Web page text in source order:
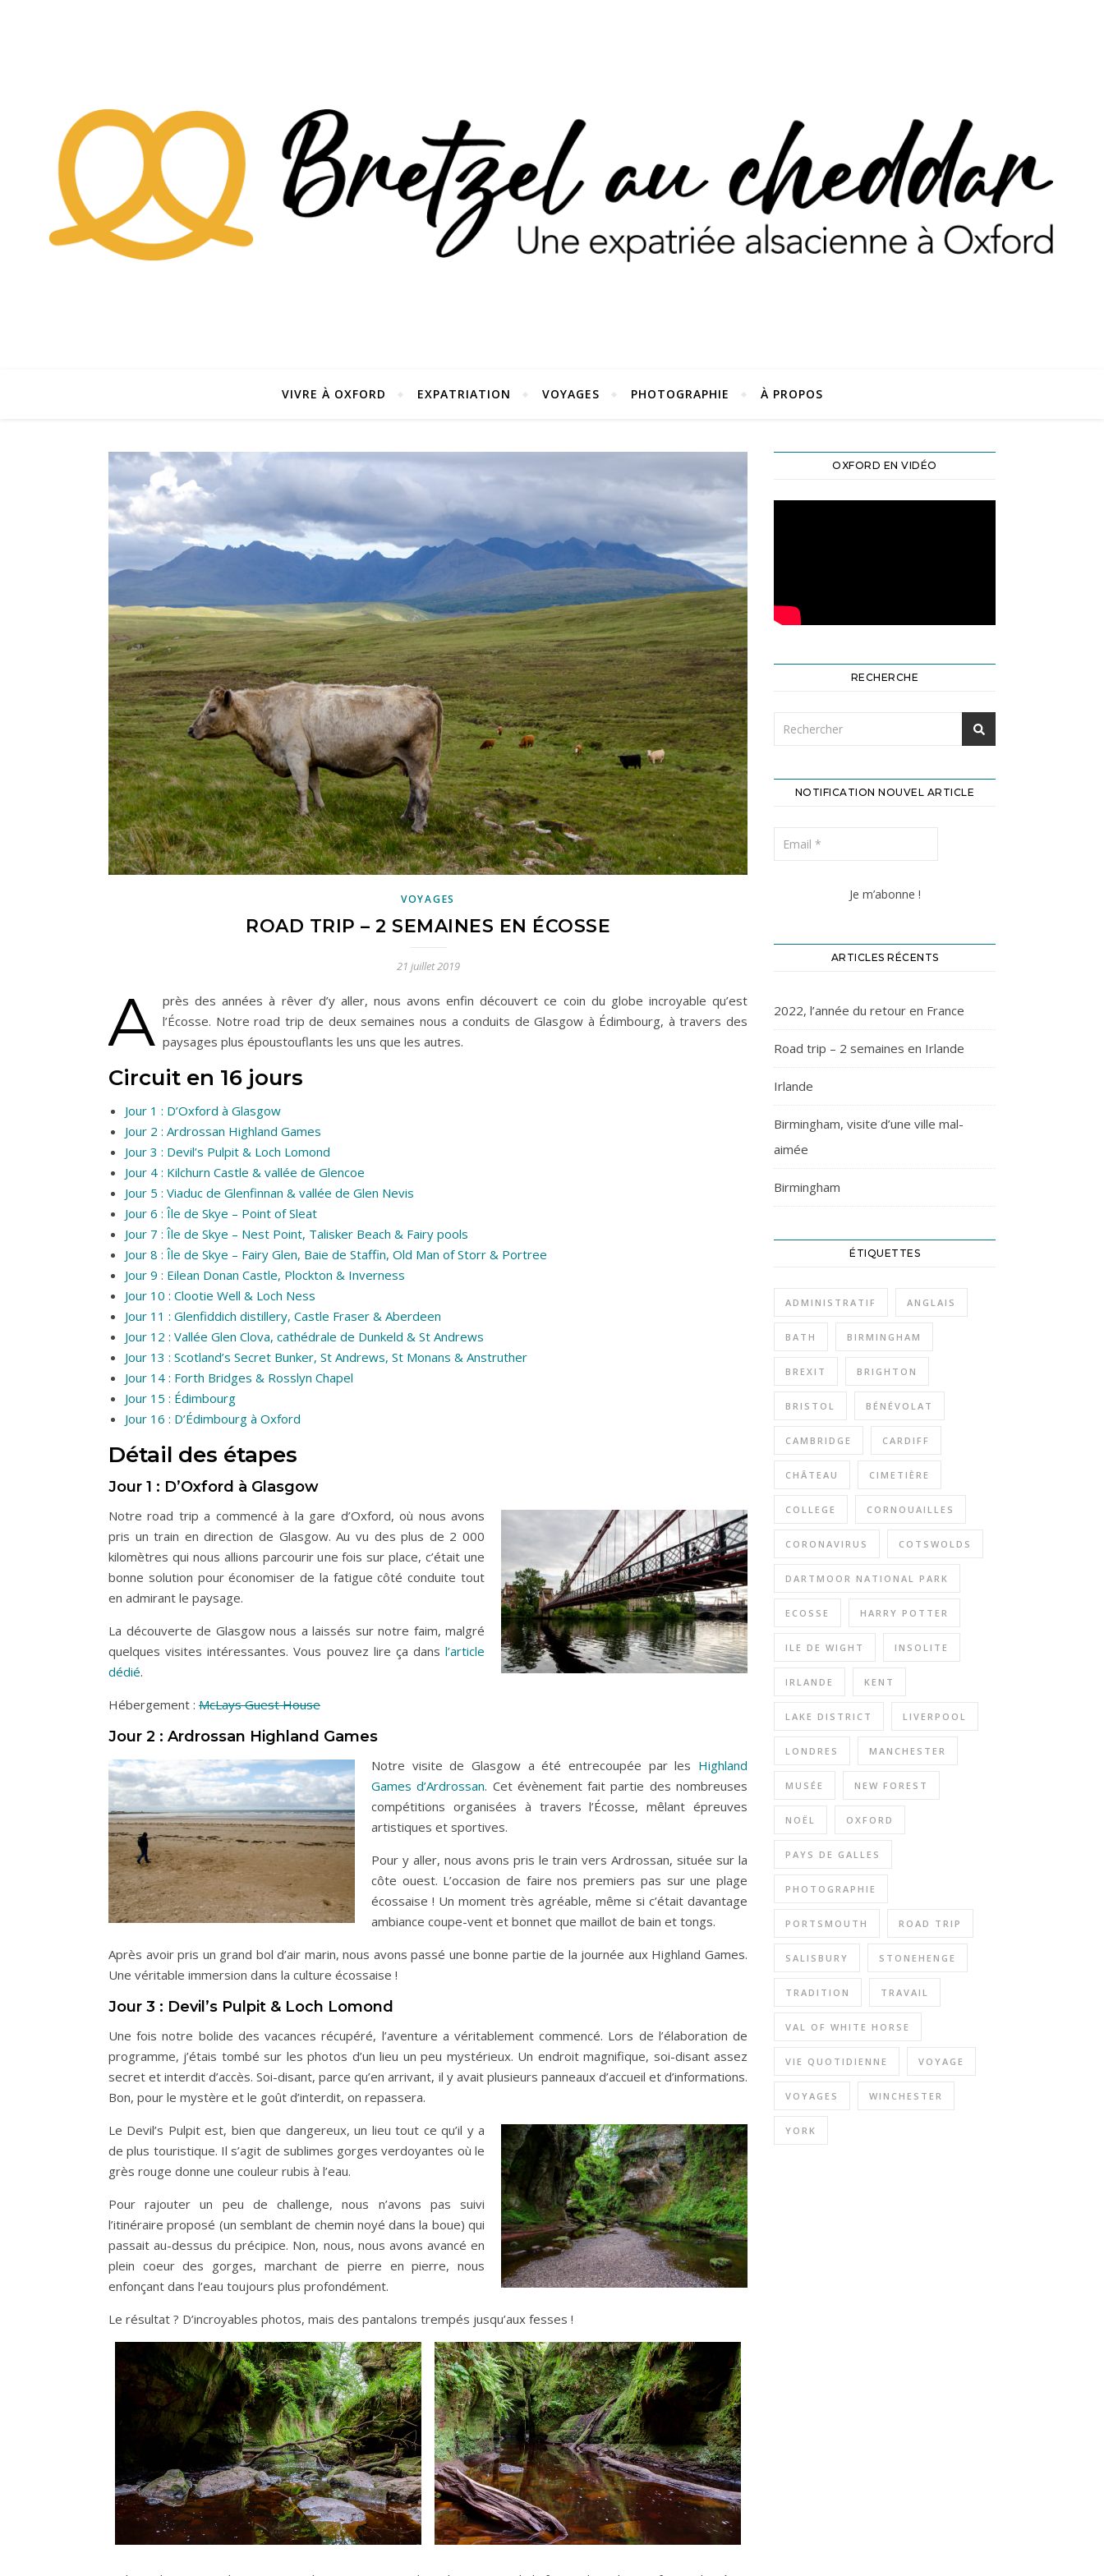
VIVRE À OXFORD EXPATRIATION VOYAGES PHOTOGRAPHIE À PROPOS
VOYAGES
ROAD TRIP – 2 SEMAINES EN ÉCOSSE
21 juillet 2019
A près des années à rêver d’y aller, nous avons enfin découvert ce coin du globe incroyable qu’est
l’Écosse. Notre road trip de deux semaines nous a conduits de Glasgow à Édimbourg, à travers des
paysages plus époustouflants les uns que les autres.
Circuit en 16 jours
Jour 1 : D’Oxford à Glasgow
Jour 2 : Ardrossan Highland Games
Jour 3 : Devil’s Pulpit & Loch Lomond
Jour 4 : Kilchurn Castle & vallée de Glencoe
Jour 5 : Viaduc de Glenfinnan & vallée de Glen Nevis
Jour 6 : Île de Skye – Point of Sleat
Jour 7 : Île de Skye – Nest Point, Talisker Beach & Fairy pools
Jour 8 : Île de Skye – Fairy Glen, Baie de Staffin, Old Man of Storr & Portree
Jour 9 : Eilean Donan Castle, Plockton & Inverness
Jour 10 : Clootie Well & Loch Ness
Jour 11 : Glenfiddich distillery, Castle Fraser & Aberdeen
Jour 12 : Vallée Glen Clova, cathédrale de Dunkeld & St Andrews
Jour 13 : Scotland’s Secret Bunker, St Andrews, St Monans & Anstruther
Jour 14 : Forth Bridges & Rosslyn Chapel
Jour 15 : Édimbourg
Jour 16 : D’Édimbourg à Oxford
Détail des étapes
Jour 1 : D’Oxford à Glasgow
Notre road trip a commencé à la gare d’Oxford, où nous avons
pris un train en direction de Glasgow. Au vu des plus de 2 000
kilomètres qui nous allions parcourir une fois sur place, c’était une
bonne solution pour économiser de la fatigue côté conduite tout
en admirant le paysage.
La découverte de Glasgow nous a laissés sur notre faim, malgré
quelques visites intéressantes. Vous pouvez lire ça dans l’article
dédié.
Hébergement : McLays Guest House
Jour 2 : Ardrossan Highland Games
Notre visite de Glasgow a été entrecoupée par les Highland
Games d’Ardrossan. Cet évènement fait partie des nombreuses
compétitions organisées à travers l’Écosse, mêlant épreuves
artistiques et sportives.
Pour y aller, nous avons pris le train vers Ardrossan, située sur la
côte ouest. L’occasion de faire nos premiers pas sur une plage
écossaise ! Un moment très agréable, même si c’était davantage
ambiance coupe-vent et bonnet que maillot de bain et tongs.
Après avoir pris un grand bol d’air marin, nous avons passé une bonne partie de la journée aux Highland Games.
Une véritable immersion dans la culture écossaise !
Jour 3 : Devil’s Pulpit & Loch Lomond
Une fois notre bolide des vacances récupéré, l’aventure a véritablement commencé. Lors de l’élaboration de
programme, j’étais tombé sur les photos d’un lieu un peu mystérieux. Un endroit magnifique, soi-disant assez
secret et interdit d’accès. Soi-disant, parce qu’en arrivant, il y avait plusieurs panneaux d’accueil et d’informations.
Bon, pour le mystère et le goût d’interdit, on repassera.
Le Devil’s Pulpit est, bien que dangereux, un lieu tout ce qu’il y a
de plus touristique. Il s’agit de sublimes gorges verdoyantes où le
grès rouge donne une couleur rubis à l’eau.
Pour rajouter un peu de challenge, nous n’avons pas suivi
l’itinéraire proposé (un semblant de chemin noyé dans la boue) qui
passait au-dessus du précipice. Non, nous, nous avons avancé en
plein coeur des gorges, marchant de pierre en pierre, nous
enfonçant dans l’eau toujours plus profondément.
Le résultat ? D’incroyables photos, mais des pantalons trempés jusqu’aux fesses !
OXFORD EN VIDÉO
RECHERCHE
NOTIFICATION NOUVEL ARTICLE
ARTICLES RÉCENTS
2022, l’année du retour en France
Road trip – 2 semaines en Irlande
Irlande
Birmingham, visite d’une ville mal-
aimée
Birmingham
ÉTIQUETTES
ADMINISTRATIF ANGLAIS
BATH BIRMINGHAM
BREXIT BRIGHTON
BRISTOL BÉNÉVOLAT
CAMBRIDGE CARDIFF
CHÂTEAU CIMETIÈRE
COLLEGE CORNOUAILLES
CORONAVIRUS COTSWOLDS
DARTMOOR NATIONAL PARK
ECOSSE HARRY POTTER
ILE DE WIGHT INSOLITE
IRLANDE KENT
LAKE DISTRICT LIVERPOOL
LONDRES MANCHESTER
MUSÉE NEW FOREST
NOËL OXFORD
PAYS DE GALLES
PHOTOGRAPHIE
PORTSMOUTH ROAD TRIP
SALISBURY STONEHENGE
TRADITION TRAVAIL
VAL OF WHITE HORSE
VIE QUOTIDIENNE VOYAGE
VOYAGES WINCHESTER
YORK